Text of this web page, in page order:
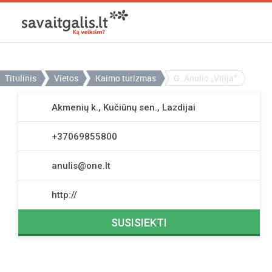
Titulinis Vietos Kaimo turizmas G. Anulio „Vilija“
Akmenių k., Kučiūnų sen., Lazdijai
+37069855800
anulis@one.lt
http://
SUSISIEKTI